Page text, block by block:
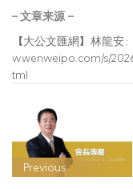
– 文章来源 –
【大公文匯網】林龍
w.wenweipo.com/s/
tml
Previous